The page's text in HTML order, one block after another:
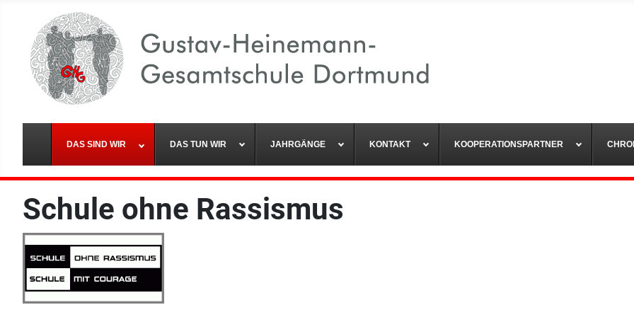
DAS SIND WIR DAS TUN WIR JAHRGÄNGE KONTAKT KOOPERATIONSPARTNER
Schule ohne Rassismus